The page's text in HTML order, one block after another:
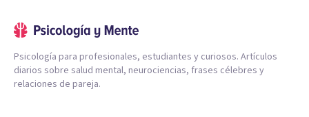
Psicología para profesionales, estudiantes y curiosos. Artículos
diarios sobre salud mental, neurociencias, frases célebres y
relaciones de pareja.